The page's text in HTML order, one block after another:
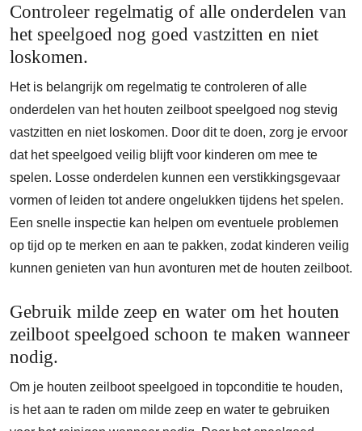
Controleer regelmatig of alle onderdelen van
het speelgoed nog goed vastzitten en niet
loskomen.
Het is belangrijk om regelmatig te controleren of alle
onderdelen van het houten zeilboot speelgoed nog stevig
vastzitten en niet loskomen. Door dit te doen, zorg je ervoor
dat het speelgoed veilig blijft voor kinderen om mee te
spelen. Losse onderdelen kunnen een verstikkingsgevaar
vormen of leiden tot andere ongelukken tijdens het spelen.
Een snelle inspectie kan helpen om eventuele problemen
op tijd op te merken en aan te pakken, zodat kinderen veilig
kunnen genieten van hun avonturen met de houten zeilboot.
Gebruik milde zeep en water om het houten
zeilboot speelgoed schoon te maken wanneer
nodig.
Om je houten zeilboot speelgoed in topconditie te houden,
is het aan te raden om milde zeep en water te gebruiken